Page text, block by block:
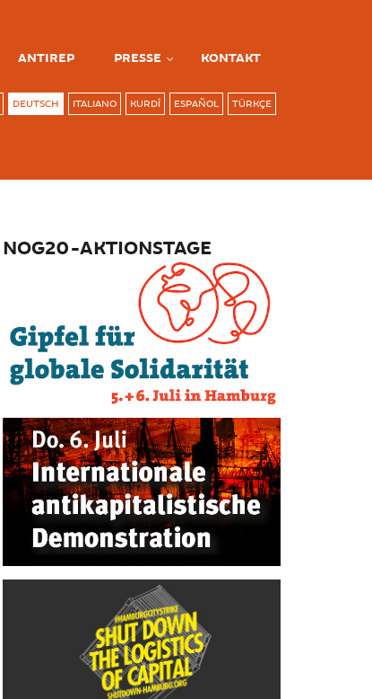
ANTIREP PRESSE KONTAKT
DEUTSCH ITALIANO KURDÎ ESPAÑOL TÜRKÇE
NOG20-AKTIONSTAGE